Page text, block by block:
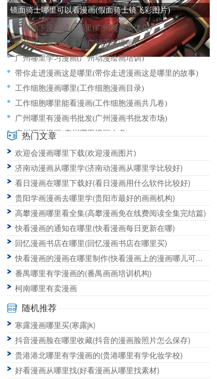
镜面骑士哪里可以看漫画(假面骑士镜飞彩图片)
广州地下漫画城在哪里(广州漫画实体店)
广州哪里有台版漫画(广州正版漫画)
广州哪里学习漫画(广州动漫绘画培训)
带你走进漫画这是哪里(带你走进漫画这是哪里的故事)
工作细胞漫画哪里(工作细胞漫画目录)
工作细胞哪里能看漫画(工作细胞漫画共几卷)
广州哪里有漫画书批发(广州漫画书批发市场)
广州哪里漫画(广州哪里漫画人多)
帝霸漫画哪里看完结(帝霸番外篇哪里看)
广州漫画哪里有正版(广州哪里买漫画)
热门文章
欢迎会漫画哪里下载(欢迎漫画图片)
济南动漫画从哪里学(济南动漫画从哪里学比较好)
看日漫画在哪里下载好(看日漫画用什么软件比较好)
贵阳学画漫画去哪里学(贵阳市最好的画画机构)
高攀漫画哪里看全集(高攀漫画免在线费阅读全集完结篇)
快看漫画的通知在哪里(快看漫画每日更新在哪)
回忆漫画书店在哪里(回忆漫画书店在哪里买)
快看漫画的漫画在哪里制作(快看漫画上的漫画哪儿可以看)
番禺哪里有学漫画的(番禺画画培训机构)
柯南哪里有卖漫画
随机推荐
寒露漫画哪里买(寒露jk)
抖音漫画脸在哪里收藏(抖音的漫画脸照片怎么保存)
贵港港北哪里有学漫画的(贵港哪里有学化妆学校)
好看漫画从哪里找(好看漫画从哪里找素材)